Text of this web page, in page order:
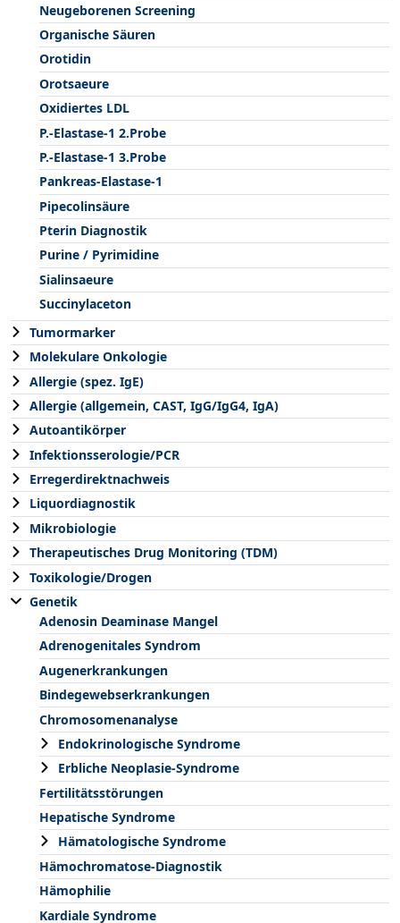
Neugeborenen Screening
Organische Säuren
Orotidin
Orotsaeure
Oxidiertes LDL
P.-Elastase-1 2.Probe
P.-Elastase-1 3.Probe
Pankreas-Elastase-1
Pipecolinsäure
Pterin Diagnostik
Purine / Pyrimidine
Sialinsaeure
Succinylaceton
Tumormarker
Molekulare Onkologie
Allergie (spez. IgE)
Allergie (allgemein, CAST, IgG/IgG4, IgA)
Autoantikörper
Infektionsserologie/PCR
Erregerdirektnachweis
Liquordiagnostik
Mikrobiologie
Therapeutisches Drug Monitoring (TDM)
Toxikologie/Drogen
Genetik
Adenosin Deaminase Mangel
Adrenogenitales Syndrom
Augenerkrankungen
Bindegewebserkrankungen
Chromosomenanalyse
Endokrinologische Syndrome
Erbliche Neoplasie-Syndrome
Fertilitätsstörungen
Hepatische Syndrome
Hämatologische Syndrome
Hämochromatose-Diagnostik
Hämophilie
Kardiale Syndrome